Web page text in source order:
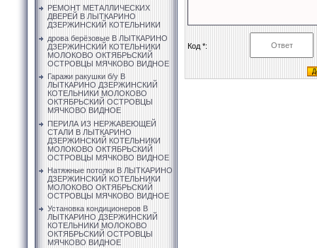
РЕМОНТ МЕТАЛЛИЧЕСКИХ
ДВЕРЕЙ В ЛЫТКАРИНО
ДЗЕРЖИНСКИЙ КОТЕЛЬНИКИ
дрова берёзовые В ЛЫТКАРИНО
ДЗЕРЖИНСКИЙ КОТЕЛЬНИКИ
МОЛОКОВО ОКТЯБРЬСКИЙ
ОСТРОВЦЫ МЯЧКОВО ВИДНОЕ
Гаражи ракушки б/у В
ЛЫТКАРИНО ДЗЕРЖИНСКИЙ
КОТЕЛЬНИКИ МОЛОКОВО
ОКТЯБРЬСКИЙ ОСТРОВЦЫ
МЯЧКОВО ВИДНОЕ
ПЕРИЛА ИЗ НЕРЖАВЕЮЩЕЙ
СТАЛИ В ЛЫТКАРИНО
ДЗЕРЖИНСКИЙ КОТЕЛЬНИКИ
МОЛОКОВО ОКТЯБРЬСКИЙ
ОСТРОВЦЫ МЯЧКОВО ВИДНОЕ
Натяжные потолки В ЛЫТКАРИНО
ДЗЕРЖИНСКИЙ КОТЕЛЬНИКИ
МОЛОКОВО ОКТЯБРЬСКИЙ
ОСТРОВЦЫ МЯЧКОВО ВИДНОЕ
Установка кондиционеров В
ЛЫТКАРИНО ДЗЕРЖИНСКИЙ
КОТЕЛЬНИКИ МОЛОКОВО
ОКТЯБРЬСКИЙ ОСТРОВЦЫ
МЯЧКОВО ВИДНОЕ
Код *: